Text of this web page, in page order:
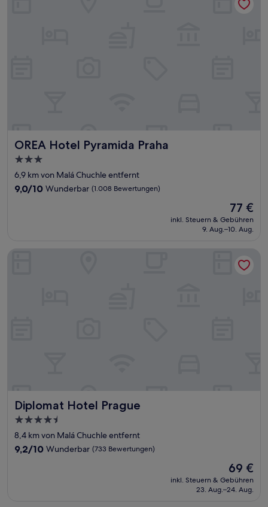
OREA Hotel Pyramida Praha
OREA Hotel Pyramida Praha
3.0-
Sterne-
Unterkunft
6,9 km von Malá Chuchle entfernt
9.0
9,0/10 Wunderbar (1.008 Bewertungen)
Der
Preis
beträgt
77 €
inkl. Steuern & Gebühren
9. Aug.–10. Aug.
Diplomat Hotel Prague
Diplomat Hotel Prague
4.5-
Sterne-
Unterkunft
8,4 km von Malá Chuchle entfernt
9.2
9,2/10 Wunderbar (733 Bewertungen)
Der
Preis
beträgt
69 €
inkl. Steuern & Gebühren
23. Aug.–24. Aug.
Diplomat Hotel Prague